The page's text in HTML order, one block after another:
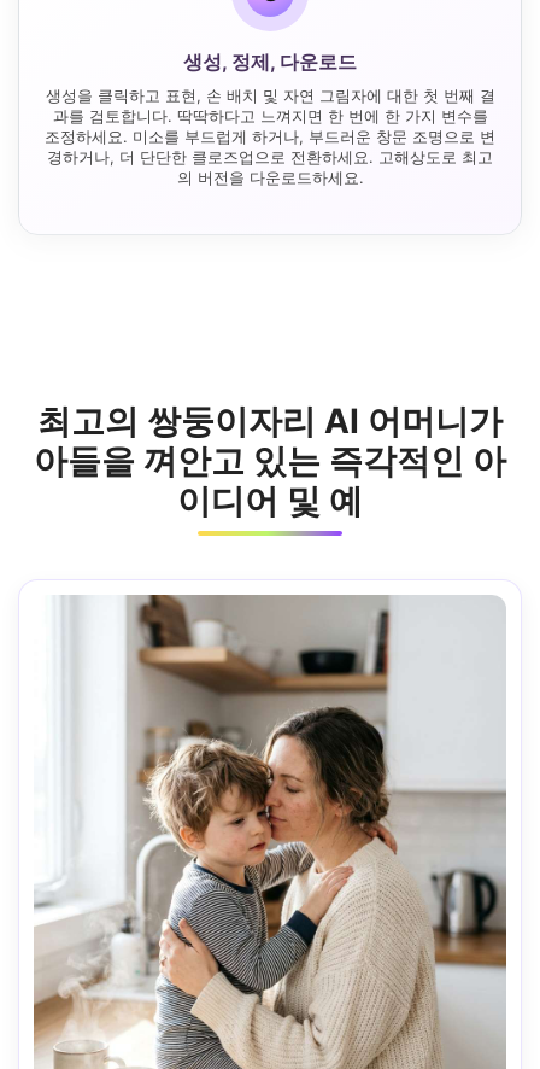
생성, 정제, 다운로드
생성을 클릭하고 표현, 손 배치 및 자연 그림자에 대한 첫 번째 결
과를 검토합니다. 딱딱하다고 느껴지면 한 번에 한 가지 변수를
조정하세요. 미소를 부드럽게 하거나, 부드러운 창문 조명으로 변
경하거나, 더 단단한 클로즈업으로 전환하세요. 고해상도로 최고
의 버전을 다운로드하세요.
최고의 쌍둥이자리 AI 어머니가
아들을 껴안고 있는 즉각적인 아
이디어 및 예